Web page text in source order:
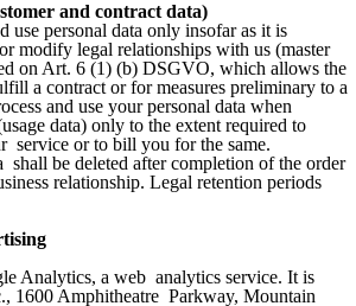
and contract data)
use personal data only insofar as it is
modify legal relationships with us (master
on Art. 6 (1) (b) DSGVO, which allows the
a contract or for measures preliminary to a
and use your personal data when
data) only to the extent required to
service or to bill you for the same.
shall be deleted after completion of the order
relationship. Legal retention periods
Analytics, a web analytics service. It is
1600 Amphitheatre Parkway, Mountain